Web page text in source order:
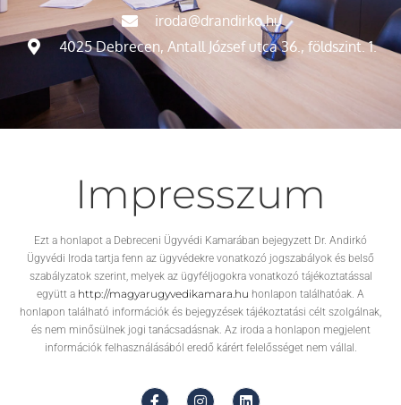
iroda@drandirko.hu
4025 Debrecen, Antall József utca 36., földszint. 1.
Impresszum
Ezt a honlapot a Debreceni Ügyvédi Kamarában bejegyzett Dr. Andirkó
Ügyvédi Iroda tartja fenn az ügyvédekre vonatkozó jogszabályok és belső
szabályzatok szerint, melyek az ügyféljogokra vonatkozó tájékoztatással
együtt a http://magyarugyvedikamara.hu honlapon találhatóak. A
honlapon található információk és bejegyzések tájékoztatási célt szolgálnak,
és nem minősülnek jogi tanácsadásnak. Az iroda a honlapon megjelent
információk felhasználásából eredő kárért felelősséget nem vállal.